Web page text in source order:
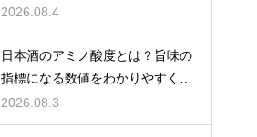
格焼酎で体が温まる
2026.08.4
日本酒のアミノ酸度とは？旨味の
指標になる数値をわかりやすく解
説
2026.08.3